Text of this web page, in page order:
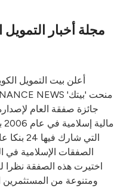
مجلة أخبار التمويل
أعلن بيت التمويل
جائزة صفقة العام
التي
الصفقات الإسلامية في
اختيرت هذه الصفقة
ومتنوعة من المستثمرين